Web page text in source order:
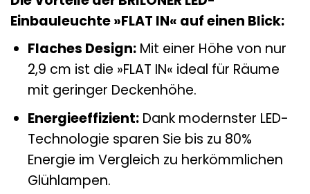
Einbauleuchte »FLAT IN« auf einen Blick:
Flaches Design:Mit einer Höhe von nur
2,9 cm ist die »FLAT IN« ideal für Räume
mit geringer Deckenhöhe.
Energieeffizient:Dank modernster LED-
Technologie sparen Sie bis zu 80%
Energie im Vergleich zu herkömmlichen
Glühlampen.